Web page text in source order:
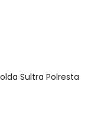
Sultra Polresta